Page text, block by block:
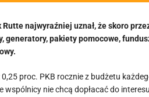
najwyraźniej uznał, że skoro
generatory, pakiety pomocowe,
proc. PKB rocznie z budżetu
wspólnicy nie chcą dopłacać do